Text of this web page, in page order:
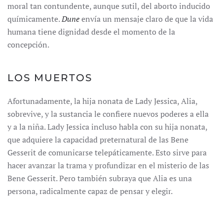
moral tan contundente, aunque sutil, del aborto inducido
químicamente.Duneenvía un mensaje claro de que la vida
humana tiene dignidad desde el momento de la
concepción.
LOS MUERTOS
Afortunadamente, la hija nonata de Lady Jessica, Alia,
sobrevive, y la sustancia le confiere nuevos poderes a ella
y a la niña. Lady Jessica incluso habla con su hija nonata,
que adquiere la capacidad preternatural de las Bene
Gesserit de comunicarse telepáticamente. Esto sirve para
hacer avanzar la trama y profundizar en el misterio de las
Bene Gesserit. Pero también subraya que Alia es una
persona, radicalmente capaz de pensar y elegir.